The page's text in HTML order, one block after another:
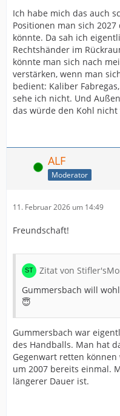
Ich habe mich das auch
Positionen man sich
könnte. Da sah ich
Rechtshänder im
könnte man sich nach
verstärken, wenn man
bedient: Kaliber
sehe ich nicht. Und
das würde den Kohl
Online ALF
Moderator
11. Februar 2026 um 14:49
Freundschaft!
Zitat von
Gummersbach will
😇
Gummersbach war
des Handballs. Man hat
Gegenwart retten
um 2007 bereits einmal.
längerer Dauer ist.